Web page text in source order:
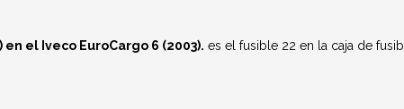
el Iveco EuroCargo 6 (2003). es el fusible 22 en la caja de